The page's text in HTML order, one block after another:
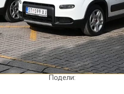
Подели: